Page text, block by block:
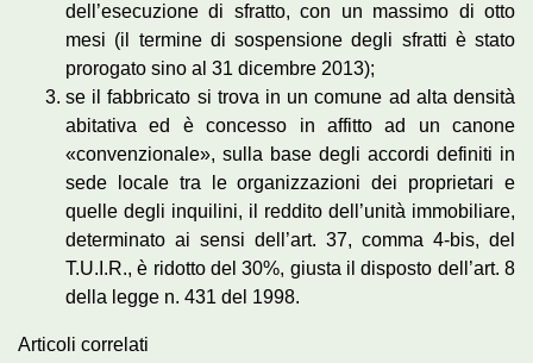
dell’esecuzione di sfratto, con un massimo di otto
mesi (il termine di sospensione degli sfratti è stato
prorogato sino al 31 dicembre 2013);
se il fabbricato si trova in un comune ad alta densità
abitativa ed è concesso in affitto ad un canone
«convenzionale», sulla base degli accordi definiti in
sede locale tra le organizzazioni dei proprietari e
quelle degli inquilini, il reddito dell’unità immobiliare,
determinato ai sensi dell’art. 37, comma 4-bis, del
T.U.I.R., è ridotto del 30%, giusta il disposto dell’art. 8
della legge n. 431 del 1998.
Articoli correlati